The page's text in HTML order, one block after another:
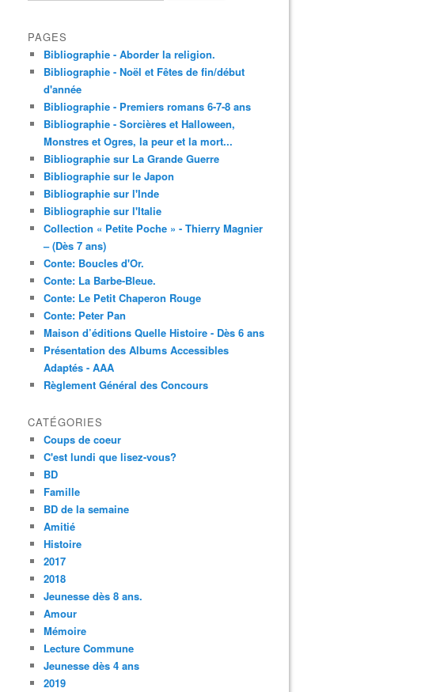
PAGES
Bibliographie - Aborder la religion.
Bibliographie - Noël et Fêtes de fin/début
d'année
Bibliographie - Premiers romans 6-7-8 ans
Bibliographie - Sorcières et Halloween,
Monstres et Ogres, la peur et la mort...
Bibliographie sur La Grande Guerre
Bibliographie sur le Japon
Bibliographie sur l'Inde
Bibliographie sur l'Italie
Collection « Petite Poche » - Thierry Magnier
– (Dès 7 ans)
Conte: Boucles d'Or.
Conte: La Barbe-Bleue.
Conte: Le Petit Chaperon Rouge
Conte: Peter Pan
Maison d’éditions Quelle Histoire - Dès 6 ans
Présentation des Albums Accessibles
Adaptés - AAA
Règlement Général des Concours
CATÉGORIES
Coups de coeur
C'est lundi que lisez-vous?
BD
Famille
BD de la semaine
Amitié
Histoire
2017
2018
Jeunesse dès 8 ans.
Amour
Mémoire
Lecture Commune
Jeunesse dès 4 ans
2019